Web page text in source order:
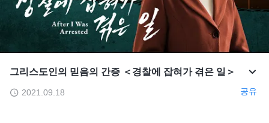
그리스도인의 믿음의 간증 ＜경찰에 잡혀가 겪은 일＞
2021.09.18 공유